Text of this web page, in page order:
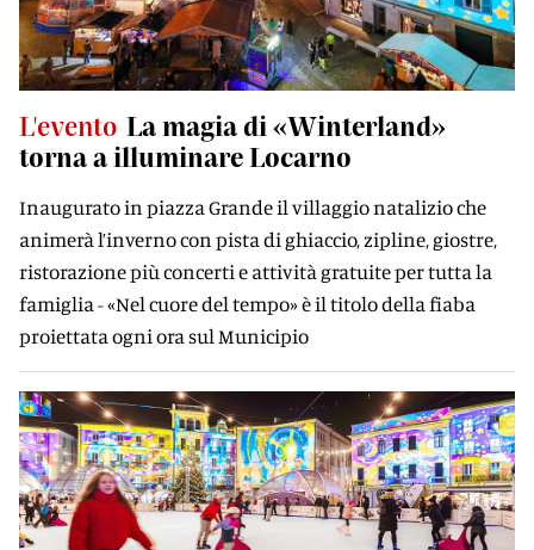
L'evento La magia di «Winterland»
torna a illuminare Locarno
Inaugurato in piazza Grande il villaggio natalizio che
animerà l’inverno con pista di ghiaccio, zipline, giostre,
ristorazione più concerti e attività gratuite per tutta la
famiglia - «Nel cuore del tempo» è il titolo della fiaba
proiettata ogni ora sul Municipio